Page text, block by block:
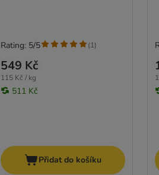
549 Kč
115 Kč / kg
511 Kč
Rating: 5/5 (1)
Přidat do košíku